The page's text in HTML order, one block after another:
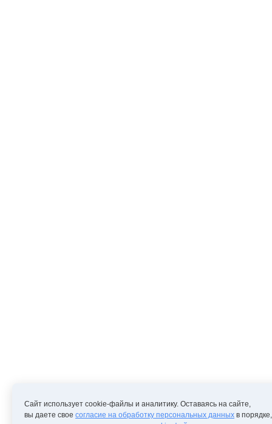
Сайт использует cookie-файлы и аналитику. Оставаясь на сайте,
вы даете свое согласие на обработку персональных данных в порядке,